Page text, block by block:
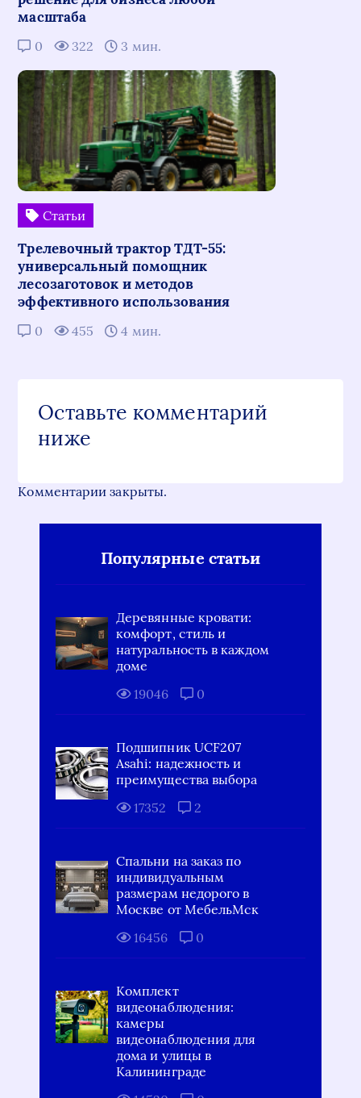
масштаба
0 322 3 мин.
Статьи
Трелевочный трактор ТДТ-55:
универсальный помощник
лесозаготовок и методов
эффективного использования
0 455 4 мин.
Оставьте комментарий
ниже
Комментарии закрыты.
Популярные статьи
Деревянные кровати:
комфорт, стиль и
натуральность в каждом
доме
19046
0
Подшипник UCF207
Asahi: надежность и
преимущества выбора
17352
2
Спальни на заказ по
индивидуальным
размерам недорого в
Москве от МебельМск
16456
0
Комплект
видеонаблюдения:
камеры
видеонаблюдения для
дома и улицы в
Калининграде